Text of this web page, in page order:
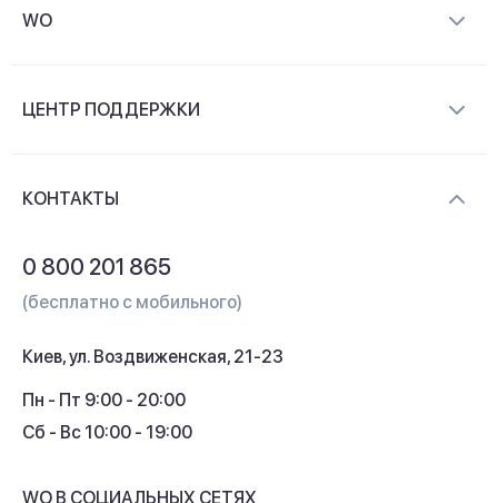
WO
Контакты
ЦЕНТР ПОДДЕРЖКИ
Кэшбек
КОНТАКТЫ
0 800 201 865
(бесплатно с мобильного)
Киев, ул. Воздвиженская, 21-23
Пн - Пт 9:00 - 20:00
Сб - Вс 10:00 - 19:00
WO В СОЦИАЛЬНЫХ СЕТЯХ